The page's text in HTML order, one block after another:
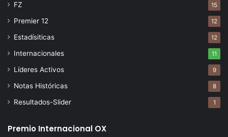
FZ 15
Premier 12 12
Estadísiticas 12
Internacionales 11
Líderes Activos 9
Notas Históricas 8
Resultados-Slider 1
Premio Internacional OX